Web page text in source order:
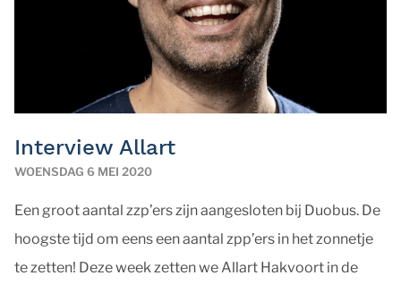
Interview Allart
WOENSDAG 6 MEI 2020
Een groot aantal zzp’ers zijn aangesloten bij Duobus. De
hoogste tijd om eens een aantal zpp’ers in het zonnetje
te zetten! Deze week zetten we Allart Hakvoort in de